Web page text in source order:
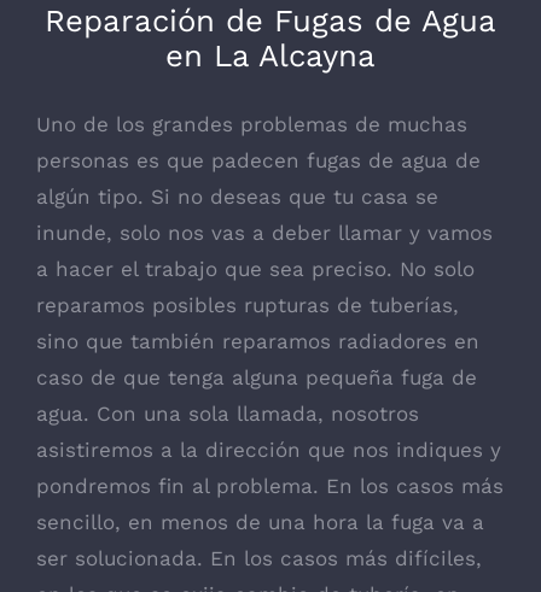
Reparación de Fugas de Agua
en La Alcayna
Uno de los grandes problemas de muchas
personas es que padecen fugas de agua de
algún tipo. Si no deseas que tu casa se
inunde, solo nos vas a deber llamar y vamos
a hacer el trabajo que sea preciso. No solo
reparamos posibles rupturas de tuberías,
sino que también reparamos radiadores en
caso de que tenga alguna pequeña fuga de
agua. Con una sola llamada, nosotros
asistiremos a la dirección que nos indiques y
pondremos fin al problema. En los casos más
sencillo, en menos de una hora la fuga va a
ser solucionada. En los casos más difíciles,